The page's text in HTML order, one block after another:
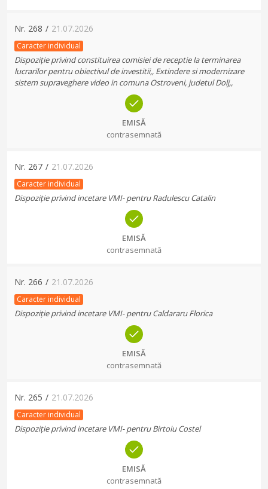
Nr. 268 / 21.07.2026
Caracter individual
Dispoziție privind constituirea comisiei de receptie la terminarea
lucrarilor pentru obiectivul de investitii,, Extindere si modernizare
sistem supraveghere video in comuna Ostroveni, judetul Dolj,,
EMISĂ
contrasemnată
Nr. 267 / 21.07.2026
Caracter individual
Dispoziție privind incetare VMI- pentru Radulescu Catalin
EMISĂ
contrasemnată
Nr. 266 / 21.07.2026
Caracter individual
Dispoziție privind incetare VMI- pentru Caldararu Florica
EMISĂ
contrasemnată
Nr. 265 / 21.07.2026
Caracter individual
Dispoziție privind incetare VMI- pentru Birtoiu Costel
EMISĂ
contrasemnată